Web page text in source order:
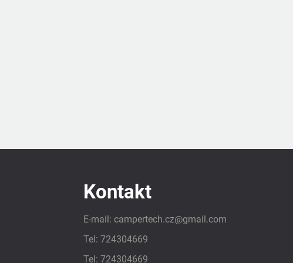
Kontakt
E-mail: campertech.cz@gmail.com
Tel: 724304669
Tel: 724304669